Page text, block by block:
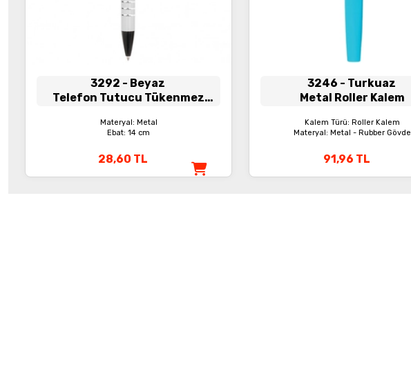
3292 - Beyaz
Telefon Tutucu Tükenmez
Materyal: Metal
Ebat: 14 cm
28,60 TL
3246 - Turkuaz
Metal Roller Kalem
Kalem Türü: Roller Kalem
Materyal: Metal - Rubber Gövde
91,96 TL